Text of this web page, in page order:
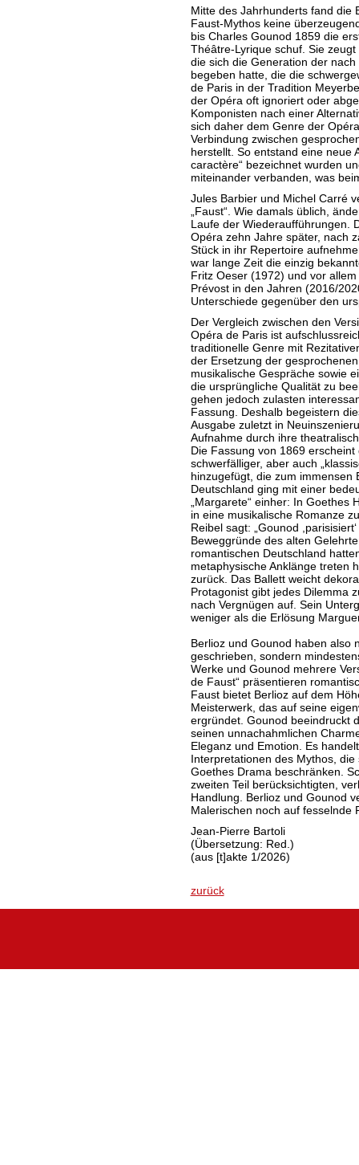
Mitte des Jahrhunderts fand die
Faust-Mythos keine
bis Charles Gounod 1859 die
Théâtre-Lyrique schuf. Sie
die sich die Generation der
begeben hatte, die die
de Paris in der Tradition
der Opéra oft ignoriert oder
Komponisten nach einer
sich daher dem Genre der
Verbindung zwischen
herstellt. So entstand eine neue
caractère“ bezeichnet wurden
miteinander verbanden, was
Jules Barbier und Michel Carré
„Faust“. Wie damals üblich,
Laufe der Wiederaufführungen.
Opéra zehn Jahre später, nach
Stück in ihr Repertoire
war lange Zeit die einzig
Fritz Oeser (1972) und vor
Prévost in den Jahren (2016/
Unterschiede gegenüber den
Der Vergleich zwischen den
Opéra de Paris ist
traditionelle Genre mit
der Ersetzung der
musikalische Gespräche sowie
die ursprüngliche Qualität zu
gehen jedoch zulasten
Fassung. Deshalb begeistern
Ausgabe zuletzt in
Aufnahme durch ihre
Die Fassung von 1869
schwerfälliger, aber auch
hinzugefügt, die zum immensen
Deutschland ging mit einer
„Margarete“ einher: In Goethes
in eine musikalische Romanze
Reibel sagt: „Gounod
Beweggründe des alten
romantischen Deutschland
metaphysische Anklänge treten
zurück. Das Ballett weicht
Protagonist gibt jedes Dilemma
nach Vergnügen auf. Sein
weniger als die Erlösung
Berlioz und Gounod haben also
geschrieben, sondern
Werke und Gounod mehrere
de Faust“ präsentieren
Faust bietet Berlioz auf dem
Meisterwerk, das auf seine
ergründet. Gounod beeindruckt
seinen unnachahmlichen
Eleganz und Emotion. Es
Interpretationen des Mythos,
Goethes Drama beschränken.
zweiten Teil berücksichtigten,
Handlung. Berlioz und Gounod
Malerischen noch auf fesselnde
Jean-Pierre Bartoli
(Übersetzung: Red.)
(aus [t]akte 1/2026)
zurück